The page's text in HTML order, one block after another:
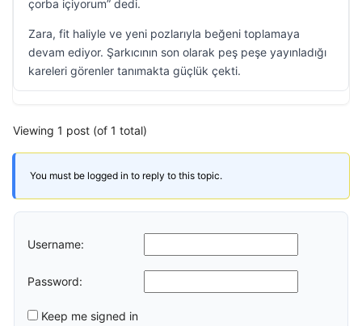
çorba içiyorum” dedi.
Zara, fit haliyle ve yeni pozlarıyla beğeni toplamaya
devam ediyor. Şarkıcının son olarak peş peşe yayınladığı
kareleri görenler tanımakta güçlük çekti.
Viewing 1 post (of 1 total)
You must be logged in to reply to this topic.
Username:
Password:
Keep me signed in